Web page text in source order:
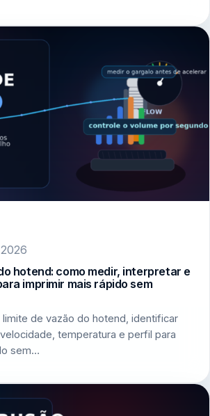
hotend: como medir, interpretar e
imprimir mais rápido sem
de vazão do hotend, identificar
temperatura e perfil para
sem…